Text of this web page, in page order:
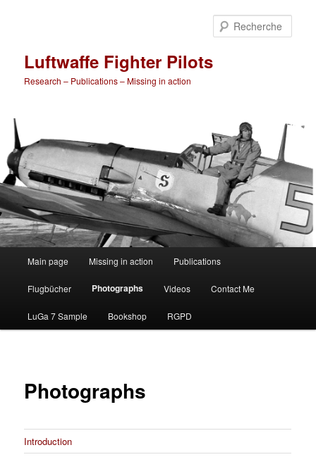
Luftwaffe Fighter Pilots
Research – Publications – Missing in action
principal
Aller
au
contenu
Main page Missing in action Publications
Flugbücher Photographs Videos Contact Me
LuGa 7 Sample Bookshop RGPD
Photographs
Introduction